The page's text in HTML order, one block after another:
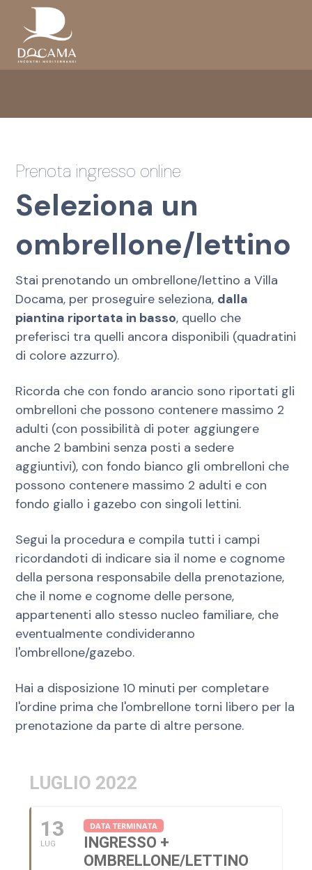
Prenota ingresso online
Seleziona un
ombrellone/lettino
Stai prenotando un ombrellone/lettino a Villa
Docama, per proseguire seleziona, dalla
piantina riportata in basso, quello che
preferisci tra quelli ancora disponibili (quadratini
di colore azzurro).
Ricorda che con fondo arancio sono riportati gli
ombrelloni che possono contenere massimo 2
adulti (con possibilità di poter aggiungere
anche 2 bambini senza posti a sedere
aggiuntivi), con fondo bianco gli ombrelloni che
possono contenere massimo 2 adulti e con
fondo giallo i gazebo con singoli lettini.
Segui la procedura e compila tutti i campi
ricordandoti di indicare sia il nome e cognome
della persona responsabile della prenotazione,
che il nome e cognome delle persone,
appartenenti allo stesso nucleo familiare, che
eventualmente condivideranno
l'ombrellone/gazebo.
Hai a disposizione 10 minuti per completare
l'ordine prima che l'ombrellone torni libero per la
prenotazione da parte di altre persone.
LUGLIO 2022
13
LUG
DATA TERMINATA
INGRESSO +
OMBRELLONE/LETTINO